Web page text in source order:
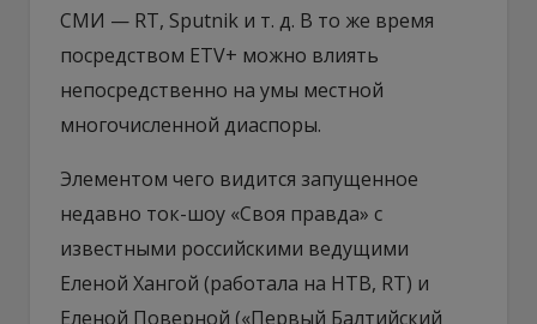
СМИ — RT, Sputnik и т. д. В то же время
посредством ETV+ можно влиять
непосредственно на умы местной
многочисленной диаспоры.
Элементом чего видится запущенное
недавно ток-шоу «Своя правда» с
известными российскими ведущими
Еленой Хангой (работала на НТВ, RT) и
Еленой Поверной («Первый Балтийский